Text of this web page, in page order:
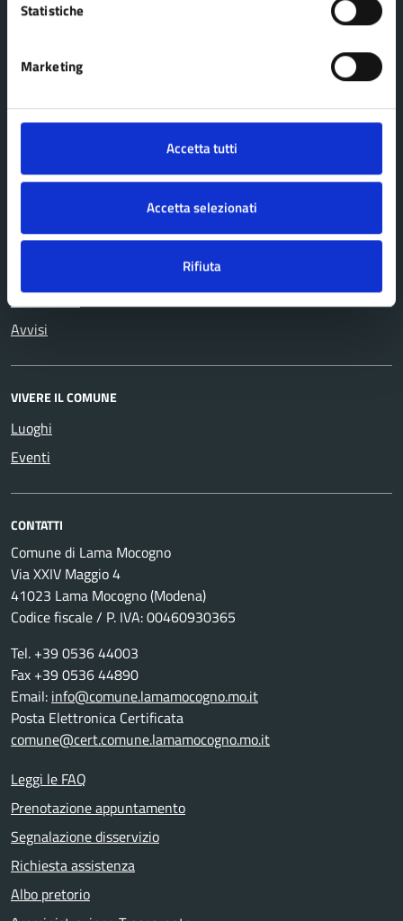
Statistiche
Marketing
Accetta tutti
Accetta selezionati
Rifiuta
Autorizzazioni
Cultura e tempo libero
Giustizia e sicurezza pubblica
Turismo
Vita lavorativa
NOVITÀ
Comunicati
Avvisi
VIVERE IL COMUNE
Luoghi
Eventi
CONTATTI
Comune di Lama Mocogno
Via XXIV Maggio 4
41023 Lama Mocogno (Modena)
Codice fiscale / P. IVA: 00460930365
Tel. +39 0536 44003
Fax +39 0536 44890
Email: info@comune.lamamocogno.mo.it
Posta Elettronica Certificata
comune@cert.comune.lamamocogno.mo.it
Leggi le FAQ
Prenotazione appuntamento
Segnalazione disservizio
Richiesta assistenza
Albo pretorio